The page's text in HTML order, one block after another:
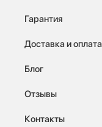
Гарантия
Доставка и оплата
Блог
Отзывы
Контакты